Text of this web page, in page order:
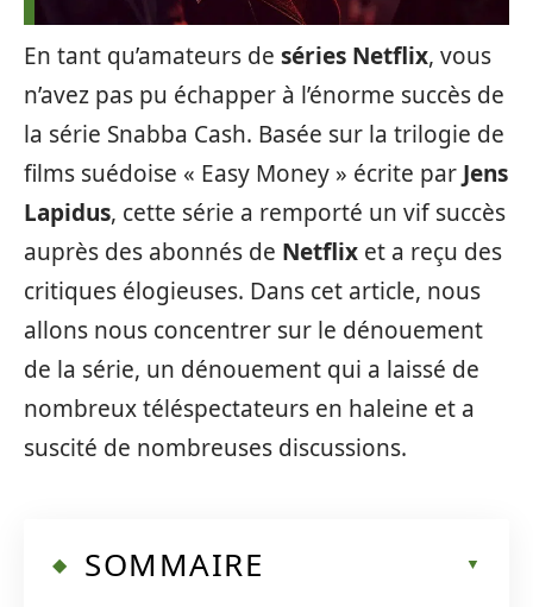
En tant qu’amateurs de séries Netflix, vous
n’avez pas pu échapper à l’énorme succès de
la série Snabba Cash. Basée sur la trilogie de
films suédoise « Easy Money » écrite par Jens
Lapidus, cette série a remporté un vif succès
auprès des abonnés de Netflix et a reçu des
critiques élogieuses. Dans cet article, nous
allons nous concentrer sur le dénouement
de la série, un dénouement qui a laissé de
nombreux téléspectateurs en haleine et a
suscité de nombreuses discussions.
SOMMAIRE